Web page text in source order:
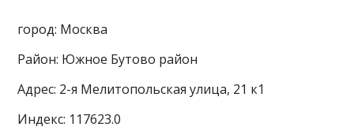
город: Москва
Район: Южное Бутово район
Адрес: 2-я Мелитопольская улица, 21 к1
Индекс: 117623.0